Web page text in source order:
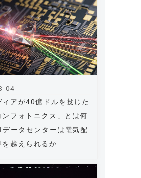
ィアが40億ドルを投じた
ンフォトニクス」とは何
ータセンターは電気配
を越えられるか
04